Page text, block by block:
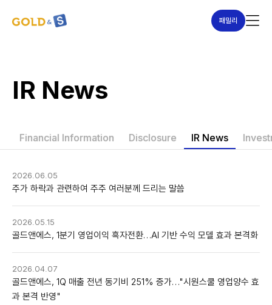
패밀리
IR News
Financial Information Disclosure IR News
주가 하락과 관련하여 주주 여러분께 드리는 말씀
2026.06.05
골드앤에스, 1분기 영업이익 흑자전환…AI 기반 수익 모델 효과 본격화
2026.05.15
골드앤에스, 1Q 매출 전년 동기비 251% 증가…"시원스쿨 영업양수 효
과 본격 반영"
2026.04.07